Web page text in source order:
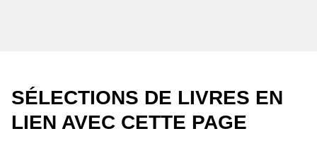
SÉLECTIONS DE LIVRES EN
LIEN AVEC CETTE PAGE